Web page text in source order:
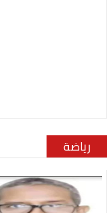
رياضة